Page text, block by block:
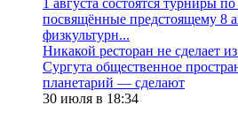
посвящённые предстоящему 8
физкультурн...
​Никакой ресторан не сделает
Сургута общественное
планетарий — сделают
30 июля в 18:34